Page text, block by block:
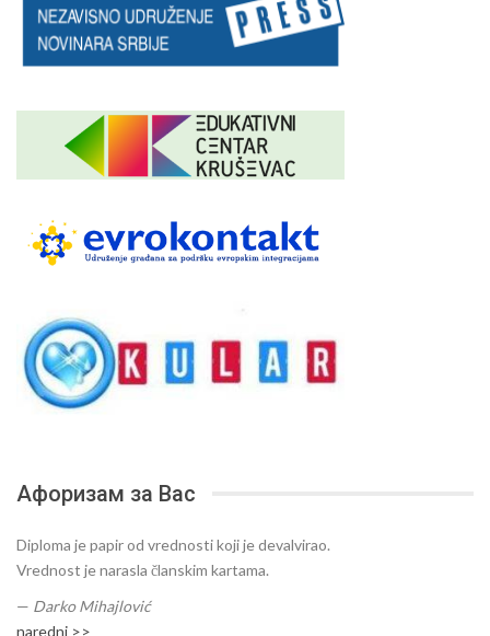
Афоризам за Вас
Diploma je papir od vrednosti koji je devalvirao.
Vrednost je narasla članskim kartama.
— Darko Mihajlović
naredni >>